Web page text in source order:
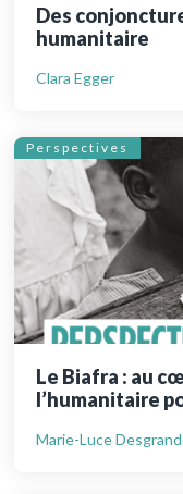
Des
humanitaire
Clara Egger
Perspectives
Le Biafra : au
l’humanitaire
Marie-Luce